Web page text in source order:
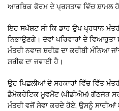
ਆਰਥਿਕ ਫੋਰਮ ਦੇ ਪ੍ਰਸਤਾਵ ਵਿੱਚ ਸ਼ਾਮਲ
ਇਹ ਸਪੱਸ਼ਟ ਸੀ ਕਿ ਡਾਰ ਉਪ ਪ੍ਰਧਾਨ
ਨਿਭਾਉਣਗੇ। ਦੋਵਾਂ ਪਰਿਵਾਰਾਂ ਦੇ ਵਿਆਹੁਤਾ
ਮੰਤਰੀ ਨਵਾਜ਼ ਸ਼ਰੀਫ਼ ਦਾ ਕਰੀਬੀ ਮੰਨਿਆ
ਸ਼ਰੀਫ਼ ਦਾ ਜਵਾਈ ਹੈ।
ਉਹ ਪਿਛਲੀਆਂ ਦੋ ਸਰਕਾਰਾਂ ਵਿੱਚ ਵਿੱਤ
ਡੈਮੋਕਰੇਟਿਕ ਮੂਵਮੈਂਟ (ਪੀਡੀਐਮ) ਗੱਠਜੋੜ
ਮੰਤਰੀ ਵਜੋਂ ਸੇਵਾ ਕਰਦੇ ਹੋਏ, ਉਸਨੂੰ ਸਾਰੀਆਂ